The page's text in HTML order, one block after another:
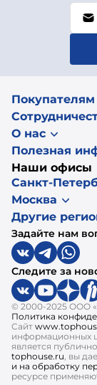
Покупателям
О нас
Полезная
Наши офисы
Санкт-
Москва
Другие
Задайте нам
Следите за
© 2000-2025 ООО
Политика
Сайт
информационных
является
tophouse.ru , вы
и на обработку
ресурсе